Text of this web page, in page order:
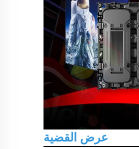
عرض القضية